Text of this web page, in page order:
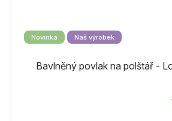
Novinka Náš výrobek
Bavlněný povlak na polštář -